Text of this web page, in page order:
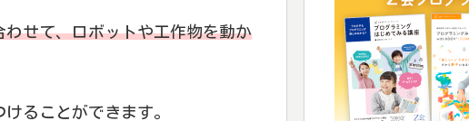
せて、ロボットや工作物を動か
ることができます。